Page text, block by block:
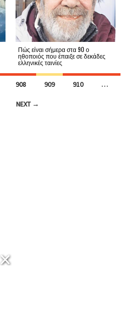
Πώς είναι σήμερα στα 90 ο
ηθοποιός που έπαιξε σε δεκάδες
ελληνικές ταινίες
908 909 910 …
NEXT →